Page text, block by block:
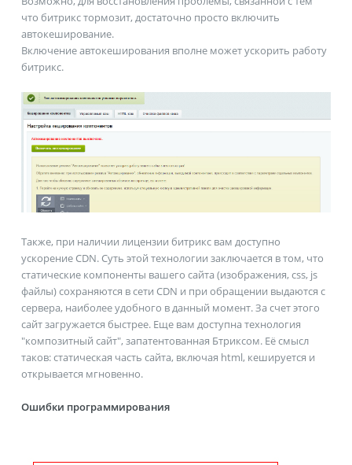
что битрикс тормозит, достаточно просто включить
автокеширование.
Включение автокеширования вполне может ускорить работу
битрикс.
Также, при наличии лицензии битрикс вам доступно
ускорение CDN. Суть этой технологии заключается в том, что
статические компоненты вашего сайта (изображения, css, js
файлы) сохраняются в сети CDN и при обращении выдаются с
сервера, наиболее удобного в данный момент. За счет этого
сайт загружается быстрее. Еще вам доступна технология
"композитный сайт", запатентованная Бтриксом. Её смысл
таков: статическая часть сайта, включая html, кешируется и
открывается мгновенно.
Ошибки программирования